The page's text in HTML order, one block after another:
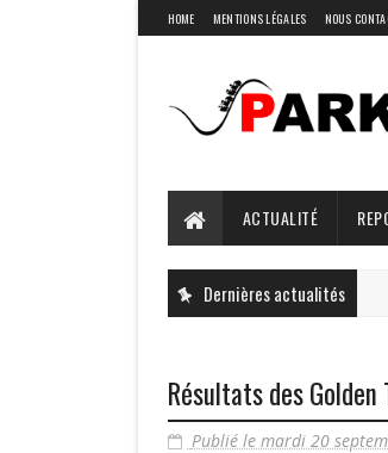
HOME MENTIONS LÉGALES NOUS
ACTUALITÉ
Dernières actualités
Résultats des
Publié le mardi 20